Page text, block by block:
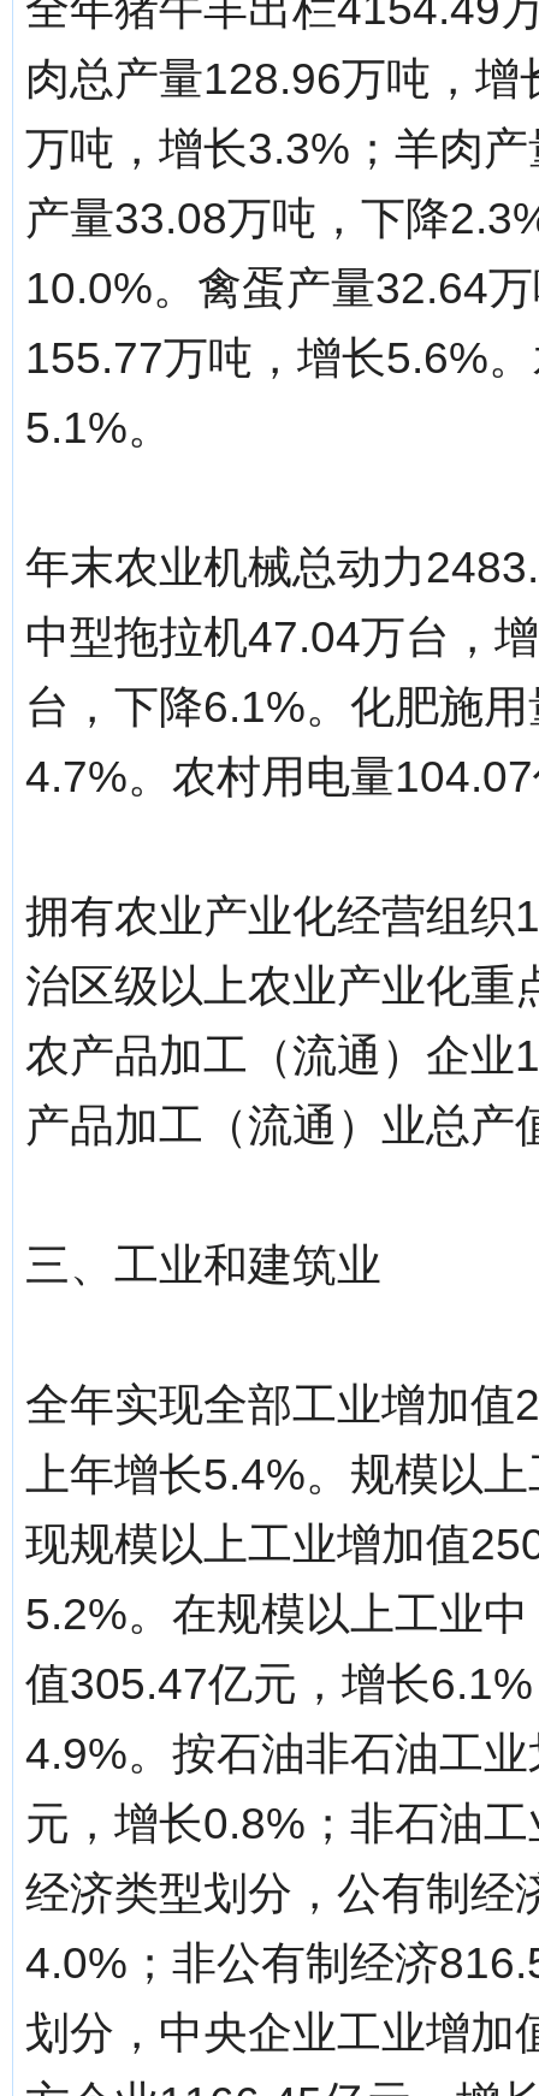
肉总产量128.96万吨，
万吨，增长3.3%；羊肉
产量33.08万吨，下降
10.0%。禽蛋产量32.64
155.77万吨，增长5.6%
5.1%。
年末农业机械总动力
中型拖拉机47.04万台，
台，下降6.1%。化肥施
4.7%。农村用电量
拥有农业产业化经营组织
治区级以上农业产业化重
农产品加工（流通）企业
产品加工（流通）业总
三、工业和建筑业
全年实现全部工业增加值
上年增长5.4%。规模以
现规模以上工业增加值
5.2%。在规模以上工业
值305.47亿元，增长
4.9%。按石油非石油工
元，增长0.8%；非石油
经济类型划分，公有制经
4.0%；非公有制经济
划分，中央企业工业增加